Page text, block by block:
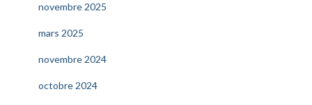
novembre 2025
mars 2025
novembre 2024
octobre 2024